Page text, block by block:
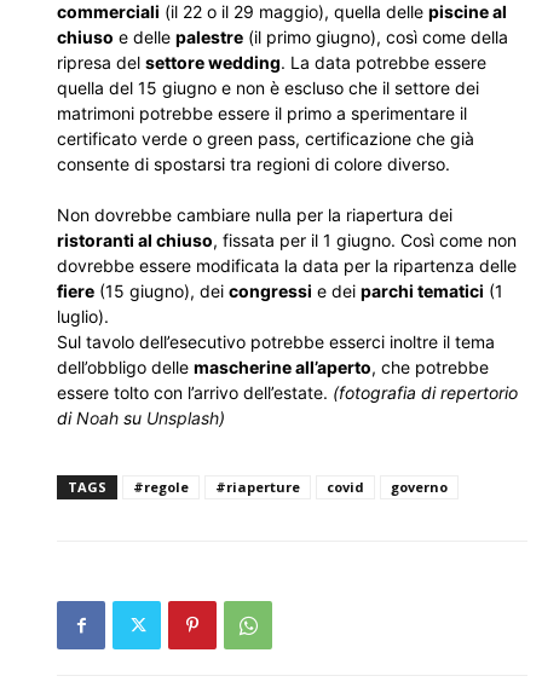
commerciali (il 22 o il 29 maggio), quella delle piscine al
chiuso e delle palestre (il primo giugno), così come della
ripresa del settore wedding. La data potrebbe essere
quella del 15 giugno e non è escluso che il settore dei
matrimoni potrebbe essere il primo a sperimentare il
certificato verde o green pass, certificazione che già
consente di spostarsi tra regioni di colore diverso.
Non dovrebbe cambiare nulla per la riapertura dei
ristoranti al chiuso, fissata per il 1 giugno. Così come non
dovrebbe essere modificata la data per la ripartenza delle
fiere (15 giugno), dei congressi e dei parchi tematici (1
luglio).
Sul tavolo dell’esecutivo potrebbe esserci inoltre il tema
dell’obbligo delle mascherine all’aperto, che potrebbe
essere tolto con l’arrivo dell’estate. (fotografia di repertorio
diNoah su Unsplash)
TAGS #regole #riaperture covid governo